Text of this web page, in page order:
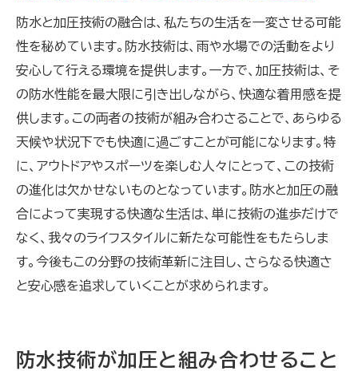
防水と加圧技術の融合は、私たちの生活を一変させる可能
性を秘めています。防水技術は、雨や水場での活動をより
安心して行える環境を提供します。一方で、加圧技術は、そ
の防水性能を最大限に引き出しながら、快適な着用感を提
供します。この両者の技術が組み合わさることで、あらゆる
天候や状況下でも快適に過ごすことが可能になります。特
に、アウトドアやスポーツを楽しむ人々にとって、この技術
の進化は欠かせないものとなっています。防水と加圧の融
合によって実現する快適な生活は、単に技術の進歩だけで
なく、我々のライフスタイルに新たな可能性をもたらしま
す。今後もこの分野の技術革新に注目し、さらなる快適さ
と安心感を追求していくことが求められます。
防水技術が加圧と組み合わせること